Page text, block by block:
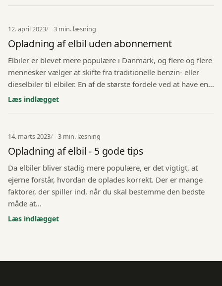
12. april 2023 3 min. læsning
Opladning af elbil uden abonnement
Elbiler er blevet mere populære i Danmark, og flere og flere
mennesker vælger at skifte fra traditionelle benzin- eller
dieselbiler til elbiler. En af de største fordele ved at have en...
Læs indlægget
14. marts 2023 3 min. læsning
Opladning af elbil - 5 gode tips
Da elbiler bliver stadig mere populære, er det vigtigt, at
ejerne forstår, hvordan de oplades korrekt. Der er mange
faktorer, der spiller ind, når du skal bestemme den bedste
måde at...
Læs indlægget